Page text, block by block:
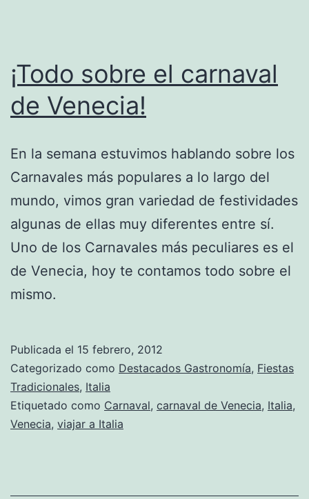
¡Todo sobre el carnaval
de Venecia!
En la semana estuvimos hablando sobre los
Carnavales más populares a lo largo del
mundo, vimos gran variedad de festividades
algunas de ellas muy diferentes entre sí.
Uno de los Carnavales más peculiares es el
de Venecia, hoy te contamos todo sobre el
mismo.
Publicada el 15 febrero, 2012
Categorizado como Destacados Gastronomía, Fiestas
Tradicionales, Italia
Etiquetado como Carnaval, carnaval de Venecia, Italia,
Venecia, viajar a Italia